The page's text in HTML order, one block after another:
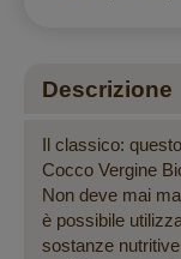
Descrizione
Il classico:
Cocco Vergine
Non deve mai
è possibile
sostanze